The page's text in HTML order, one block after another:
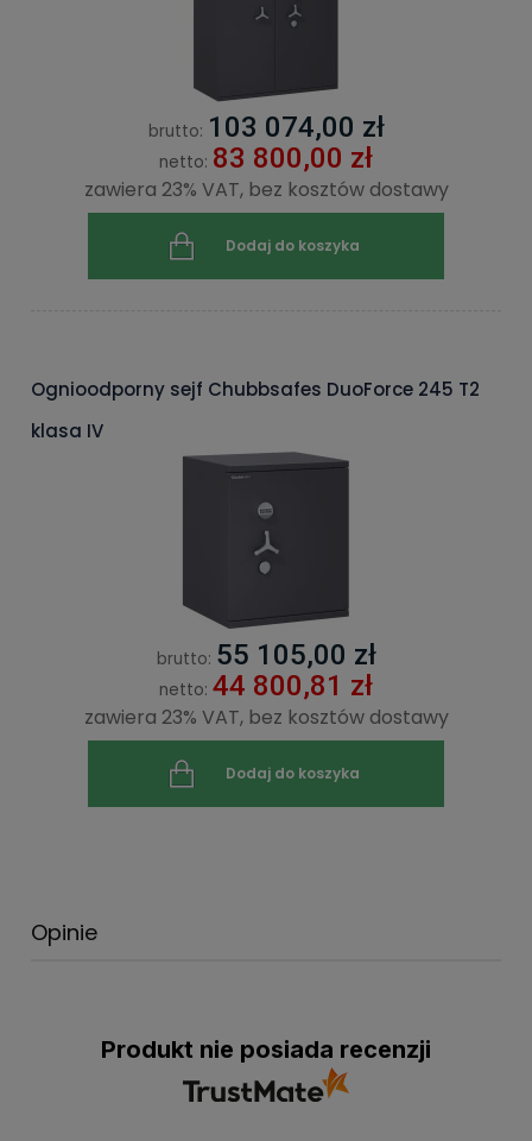
brutto: 103 074,00 zł
netto: 83 800,00 zł
zawiera 23% VAT, bez kosztów dostawy
Dodaj do koszyka
Ognioodporny sejf Chubbsafes DuoForce 245 T2
klasa IV
brutto: 55 105,00 zł
netto: 44 800,81 zł
zawiera 23% VAT, bez kosztów dostawy
Dodaj do koszyka
Opinie
Produkt nie posiada recenzji